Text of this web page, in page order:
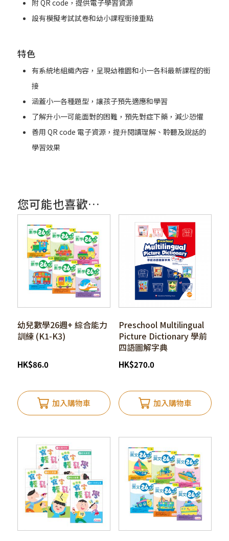
附 QR code，提供電子學習資源
設有模擬考試試卷和幼小課程銜接重點
特色
有系統地組織內容，呈現幼稚園和小一各科最新課程的銜
接
涵蓋小一各種題型，讓孩子預先適應和學習
了解升小一可能面對的困難，預先對症下藥，減少恐懼
善用 QR code 電子資源，提升閱讀理解、聆聽及說話的
學習效果
您可能也喜歡…
幼兒數學26週+ 綜合能力
訓練 (K1-K3)
HK$86.0
加入購物車
Preschool Multilingual
Picture Dictionary 學前
四語圖解字典
HK$270.0
加入購物車